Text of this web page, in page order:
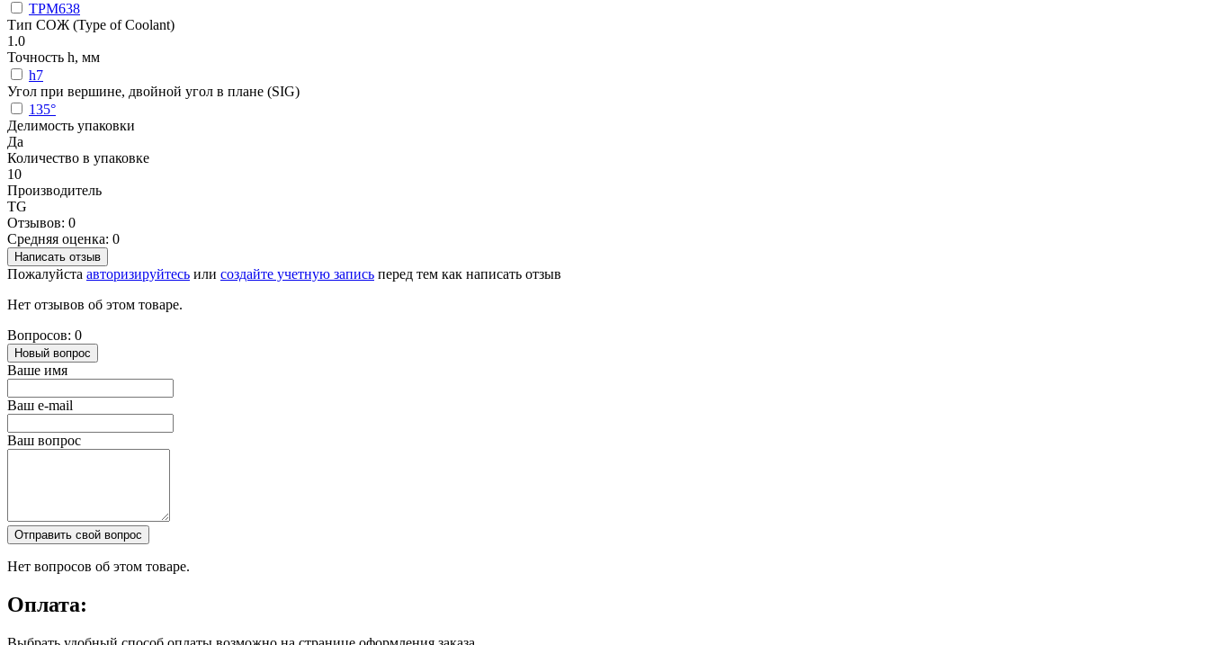
TPM638
Тип СОЖ (Type of Coolant)
1.0
Точность h, мм
h7
Угол при вершине, двойной угол в плане (SIG)
135°
Делимость упаковки
Да
Количество в упаковке
10
Производитель
TG
Отзывов: 0
Средняя оценка: 0
Написать отзыв
Пожалуйста авторизируйтесь или создайте учетную запись перед тем как написать отзыв
Нет отзывов об этом товаре.
Вопросов: 0
Новый вопрос
Ваше имя
Ваш e-mail
Ваш вопрос
Отправить свой вопрос
Нет вопросов об этом товаре.
Оплата: